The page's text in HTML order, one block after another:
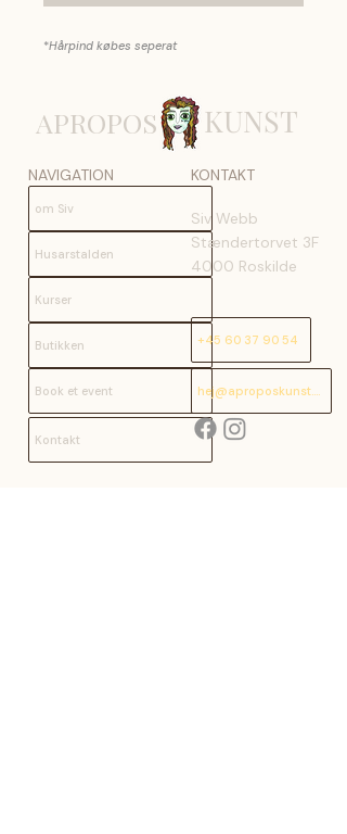
*Hårpind købes seperat
APROPOS KUNST
NAVIGATION
om Siv
Husarstalden
Kurser
Butikken
KONTAKT
Siv Webb
Stændertorvet 3F
4000 Roskilde
+45 60 37 90 54
Book et event hej@aproposkunst.dk
Kontakt